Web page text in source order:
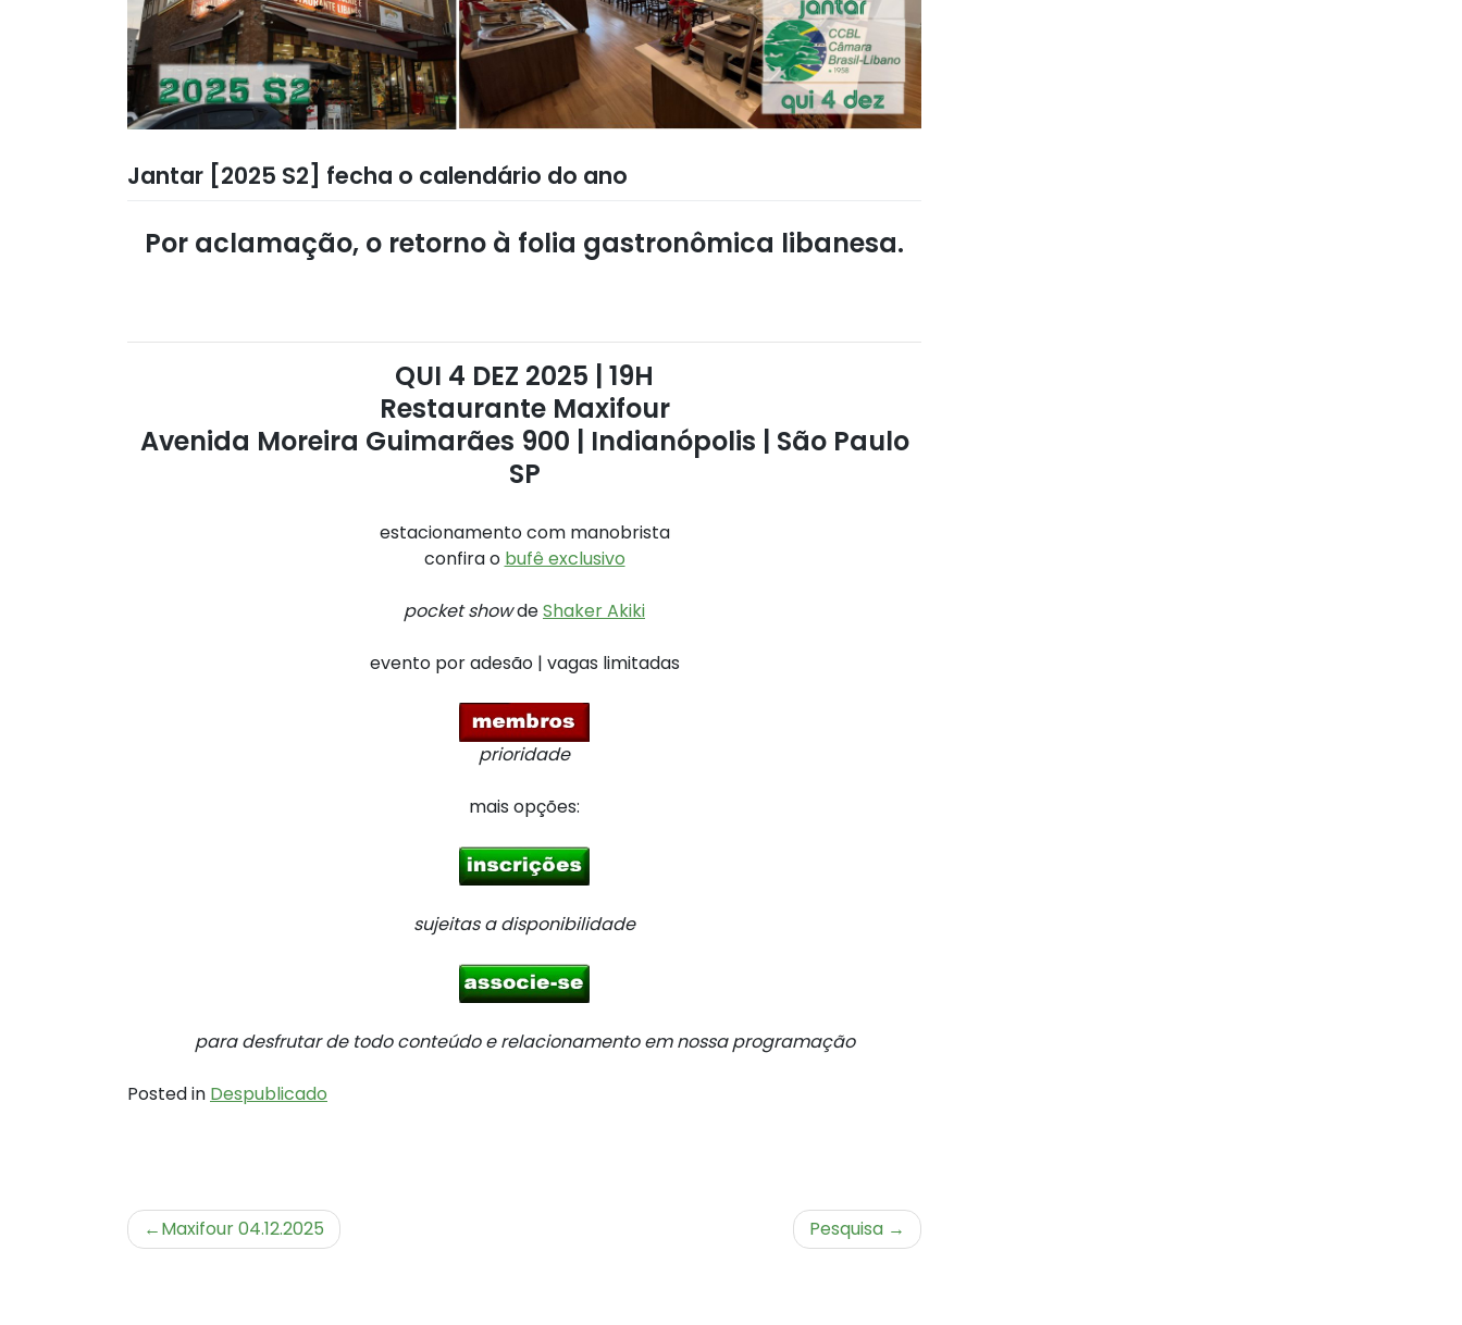
Jantar [2025 S2] fecha o calendário do ano
Por aclamação, o retorno à folia gastronômica libanesa.
QUI 4 DEZ 2025 | 19H
Restaurante Maxifour
Avenida Moreira Guimarães 900 | Indianópolis | São Paulo
SP
estacionamento com manobrista
confira o bufê exclusivo
pocket showdeShaker Akiki
evento por adesão | vagas limitadas
prioridade
mais opções:
sujeitas a disponibilidade
para desfrutar de todo conteúdo e relacionamento em nossa programação
Posted in Despublicado
Navegação
de
Maxifour 04.12.2025 Pesquisa